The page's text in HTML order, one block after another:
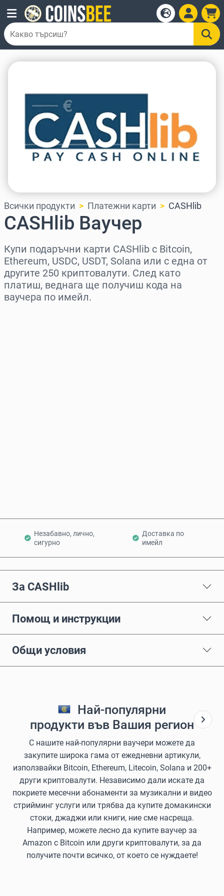
Всички продукти Платежни карти CASHlib
CASHlib Ваучер
Купи подаръчни карти CASHlib с Bitcoin,
Ethereum, USDC, USDT, Solana или с една от
другите 250 криптовалути. След като
платиш, веднага ще получиш кода на
ваучера по имейл.
Незабавно, лично,
сигурно
Доставка по
имейл
За CASHlib
Помощ и инструкции
Общи условия
Най-популярни
продукти във Вашия регион
С нашите най-популярни ваучери можете да
закупите широка гама от ежедневни артикули,
използвайки Bitcoin, Ethereum, Litecoin, Solana и 200+
други криптовалути. Независимо дали искате да
покриете месечни абонаменти за музикални и видео
стрийминг услуги или трябва да купите домакински
стоки, джаджи или книги, ние сме насреща.
Например, можете лесно да купите ваучер за
Amazon с Bitcoin или други криптовалути, за да
получите почти всичко, от което се нуждаете!